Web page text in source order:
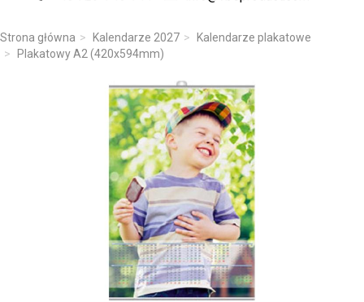
Strona główna Kalendarze 2027
Kalendarze plakatowe
Plakatowy A2 (420x594mm)